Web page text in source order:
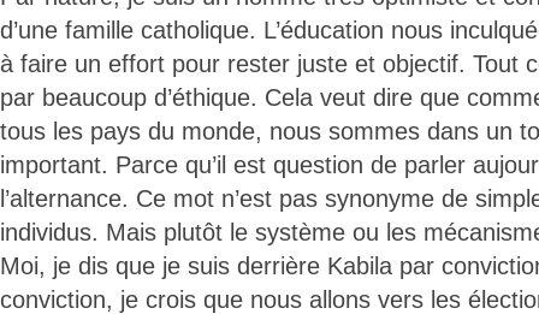
d’une famille catholique. L’éducation nous
à faire un effort pour rester juste et objectif. Tout
par beaucoup d’éthique. Cela veut dire que
tous les pays du monde, nous sommes dans un
important. Parce qu’il est question de parler
l’alternance. Ce mot n’est pas synonyme de
individus. Mais plutôt le système ou les
Moi, je dis que je suis derrière Kabila par
conviction, je crois que nous allons vers les